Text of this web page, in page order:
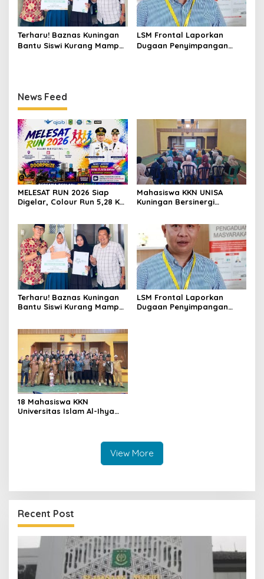
Terharu! Baznas Kuningan
Bantu Siswi Kurang Mampu
LSM Frontal Laporkan
Dugaan Penyimpangan
News Feed
MELESAT RUN 2026 Siap
Digelar, Colour Run 5,28 Km
Mahasiswa KKN UNISA
Kuningan Bersinergi
ASI, Cegah Stunting hingga
Perawatan Lansia
Terharu! Baznas Kuningan
Bantu Siswi Kurang Mampu
Pernah Padam
LSM Frontal Laporkan
Dugaan Penyimpangan
18 Mahasiswa KKN
Universitas Islam Al-Ihya
Ditandai Pemasangan Vest
View More
Recent Post